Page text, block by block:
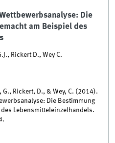
Die
am Beispiel des
Rickert D., Wey C.
Rickert, D., & Wey, C. (2014).
Die Bestimmung
Lebensmitteleinzelhandels.
.